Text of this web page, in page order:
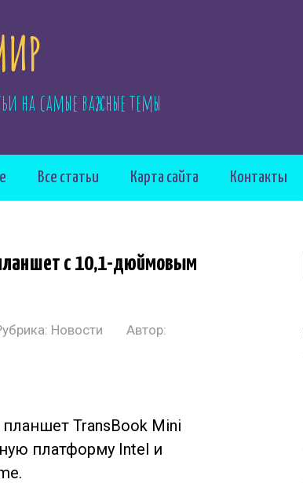
на самые важные темы
Все статьи Карта сайта Контакты
планшет с 10,1-дюймовым
Новости
Автор:
TransBook Mini
платформу Intel и